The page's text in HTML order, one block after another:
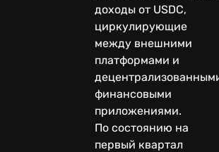
доходы от USDC,
циркулирующие
между внешними
платформами и
финансовыми
приложениями.
По состоянию на
первый квартал